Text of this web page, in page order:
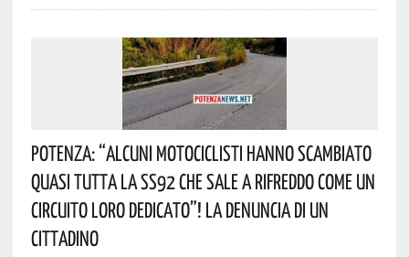
Potenza: “alcuni Motociclisti Hanno Scambiato
Quasi Tutta La SS92 Che Sale A Rifreddo Come Un
Circuito Loro Dedicato”! La Denuncia Di Un
Cittadino